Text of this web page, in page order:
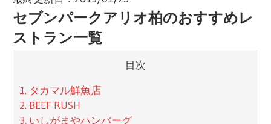
セブンパークアリオ柏のおすすめレ
ストラン一覧
目次
1. タカマル鮮魚店
2. BEEF RUSH
3. いしがまやハンバーグ